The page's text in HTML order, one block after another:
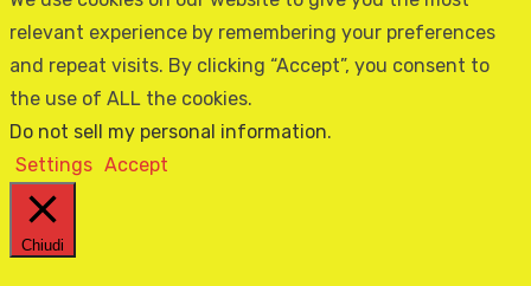
relevant experience by remembering your preferences
and repeat visits. By clicking “Accept”, you consent to
the use of ALL the cookies.
Do not sell my personal information.
Settings Accept
Chiudi